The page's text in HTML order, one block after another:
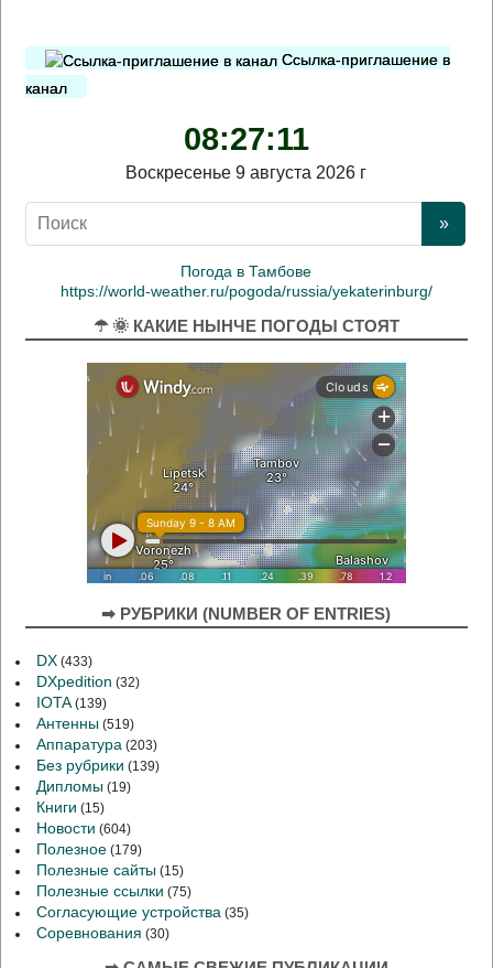
Ссылка-приглашение в
канал
08:27:11
Воскресенье 9 августа 2026 г
Погода в Тамбове
https://world-weather.ru/pogoda/russia/yekaterinburg/
☂ 🌞 КАКИЕ НЫНЧЕ ПОГОДЫ СТОЯТ
➡ РУБРИКИ (NUMBER OF ENTRIES)
DX (433)
DXpedition (32)
IOTA(139)
Антенны (519)
Аппаратура (203)
Без рубрики (139)
Дипломы (19)
Книги (15)
Новости (604)
Полезное (179)
Полезные сайты (15)
Полезные ссылки (75)
Согласующие устройства (35)
Соревнования (30)